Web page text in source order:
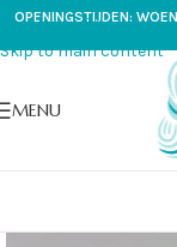
Skip to navigation
Skip to main content
OPENINGSTIJDEN:
MENU